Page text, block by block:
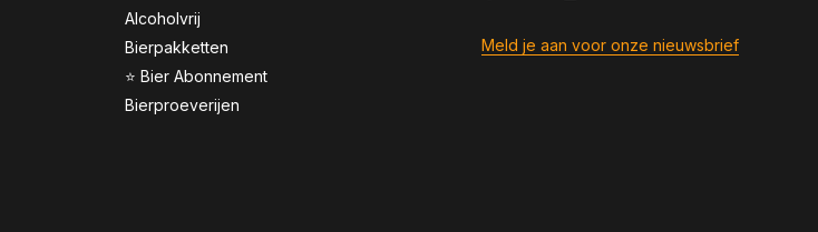
Alcoholvrij
Bierpakketten
⭐ Bier Abonnement
Bierproeverijen
Meld je aan voor onze nieuwsbrief